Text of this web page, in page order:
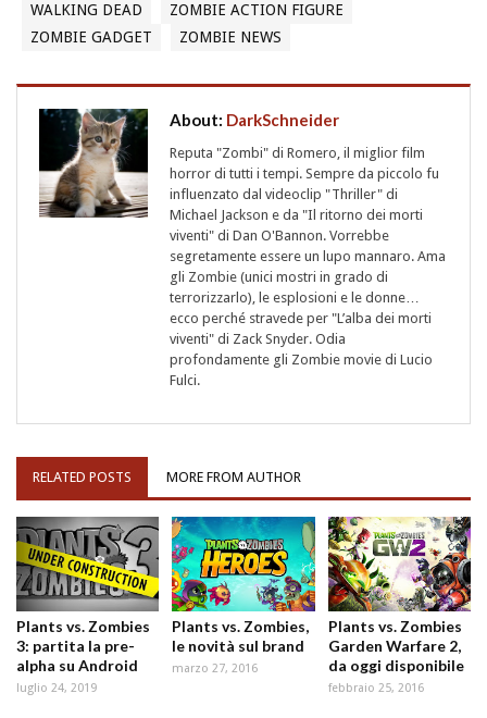
WALKING DEAD
ZOMBIE ACTION FIGURE
ZOMBIE GADGET
ZOMBIE NEWS
About: DarkSchneider
Reputa "Zombi" di Romero, il miglior film
horror di tutti i tempi. Sempre da piccolo fu
influenzato dal videoclip "Thriller" di
Michael Jackson e da "Il ritorno dei morti
viventi" di Dan O'Bannon. Vorrebbe
segretamente essere un lupo mannaro. Ama
gli Zombie (unici mostri in grado di
terrorizzarlo), le esplosioni e le donne…
ecco perché stravede per "L’alba dei morti
viventi" di Zack Snyder. Odia
profondamente gli Zombie movie di Lucio
Fulci.
RELATED POSTS MORE FROM AUTHOR
Plants vs. Zombies
3: partita la pre-
alpha su Android
luglio 24, 2019
Plants vs. Zombies,
le novità sul brand
marzo 27, 2016
Plants vs. Zombies
Garden Warfare 2,
da oggi disponibile
febbraio 25, 2016